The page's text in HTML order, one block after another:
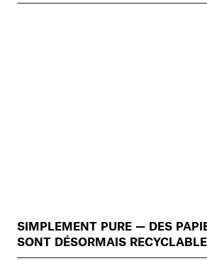
SIMPLEMENT PURE — DES
SONT DÉSORMAIS